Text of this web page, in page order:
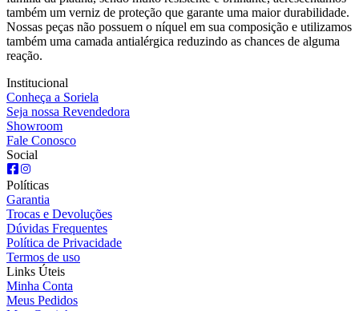
também um verniz de proteção que garante uma maior durabilidade.
Nossas peças não possuem o níquel em sua composição e utilizamos
também uma camada antialérgica reduzindo as chances de alguma
reação.
Institucional
Conheça a Soriela
Seja nossa Revendedora
Showroom
Fale Conosco
Social
Políticas
Garantia
Trocas e Devoluções
Dúvidas Frequentes
Política de Privacidade
Termos de uso
Links Úteis
Minha Conta
Meus Pedidos